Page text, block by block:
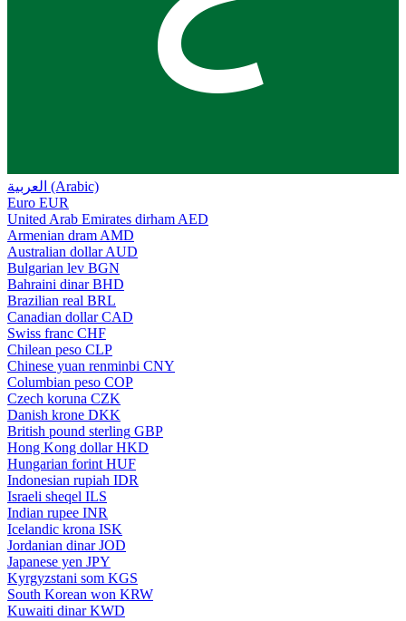
العربية (Arabic)
Euro EUR
United Arab Emirates dirham AED
Armenian dram AMD
Australian dollar AUD
Bulgarian lev BGN
Bahraini dinar BHD
Brazilian real BRL
Canadian dollar CAD
Swiss franc CHF
Chilean peso CLP
Chinese yuan renminbi CNY
Columbian peso COP
Czech koruna CZK
Danish krone DKK
British pound sterling GBP
Hong Kong dollar HKD
Hungarian forint HUF
Indonesian rupiah IDR
Israeli sheqel ILS
Indian rupee INR
Icelandic krona ISK
Jordanian dinar JOD
Japanese yen JPY
Kyrgyzstani som KGS
South Korean won KRW
Kuwaiti dinar KWD